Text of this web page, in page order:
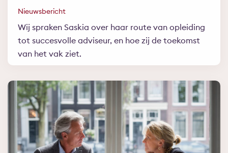
Nieuwsbericht
Wij spraken Saskia over haar route van opleiding
tot succesvolle adviseur, en hoe zij de toekomst
van het vak ziet.